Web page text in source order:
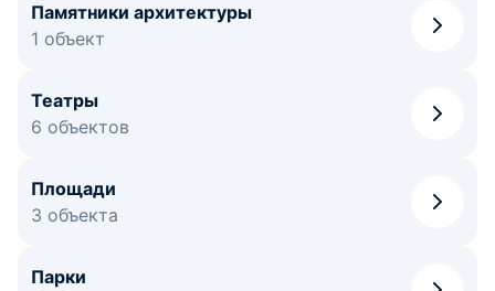
Памятники архитектуры
1 объект
Театры
6 объектов
Площади
3 объекта
Парки